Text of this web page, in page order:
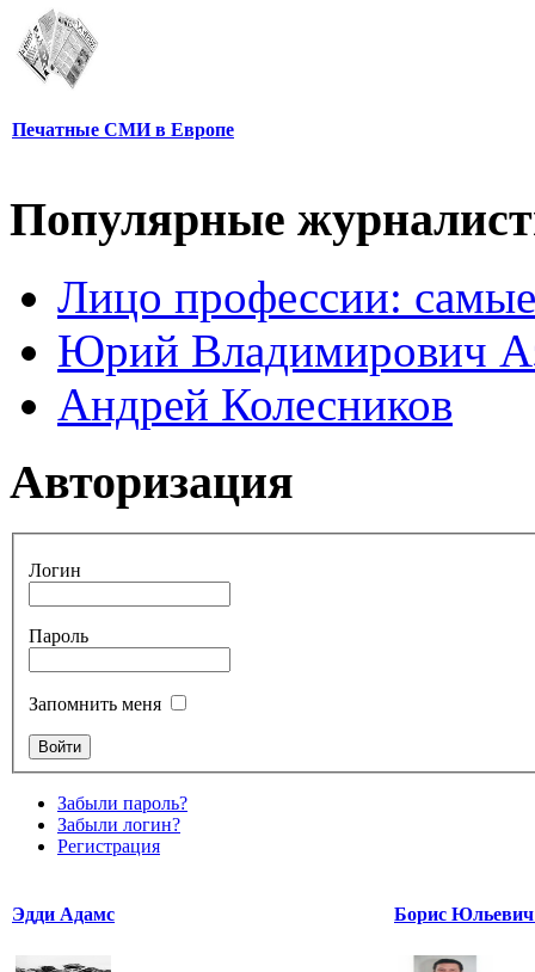
Печатные СМИ в Европе
Популярные
Лицо профессии:
Юрий Владимирович
Андрей Колесников
Авторизация
Логин
Пароль
Запомнить меня
Забыли пароль?
Забыли логин?
Регистрация
Эдди Адамс Борис